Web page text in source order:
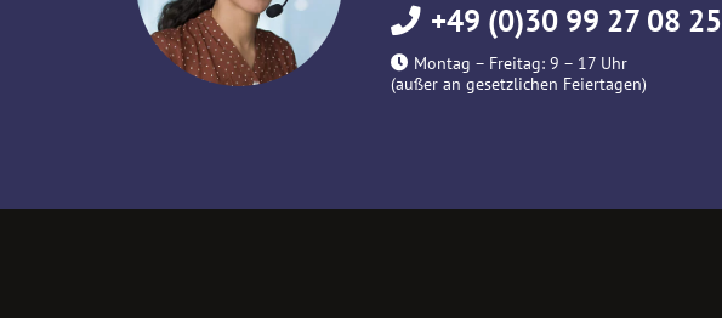
+49 (0)30 99 27 08 25
Montag – Freitag: 9 – 17 Uhr
(außer an gesetzlichen Feiertagen)